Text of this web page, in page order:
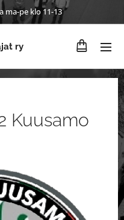
ma-pe klo 11-13
ry
Kuusamo